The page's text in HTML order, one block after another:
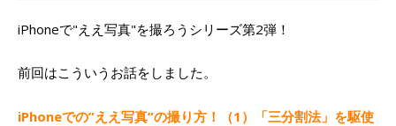
iPhoneで"ええ写真"を撮ろうシリーズ第2弾！
前回はこういうお話をしました。
iPhoneでの”ええ写真”の撮り方！（1）「三分割法」を駆使